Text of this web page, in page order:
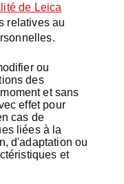
de Leica
relatives au
ou
des
et sans
effet pour
cas de
liées à la
d'adaptation ou
et